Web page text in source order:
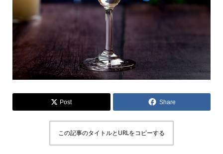
Post Share
この記事のタイトルとURLをコピーする